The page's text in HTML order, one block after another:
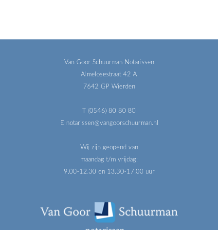
Van Goor Schuurman Notarissen
Almelosestraat 42 A
7642 GP Wierden
T (0546) 80 80 80
E notarissen@vangoorschuurman.nl
Wij zijn geopend van
maandag t/m vrijdag:
9.00-12.30 en 13.30-17.00 uur